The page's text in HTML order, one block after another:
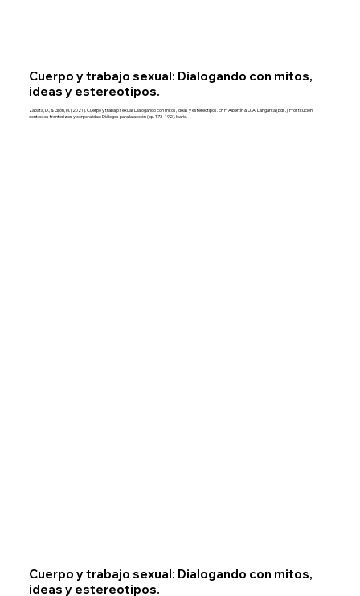
Cuerpo y trabajo sexual: Dialogando con mitos,
ideas y estereotipos.
Zapata, D., & Gijón, M. (2021). Cuerpo y trabajo sexual: Dialogando con mitos, ideas y estereotipos. En P. Albertín & J. A. Langarita (Eds.), Prostitución,
contextos fronterizos y corporalidad: Diálogos para la acción (pp. 173–192). Icaria.
Cuerpo y trabajo sexual: Dialogando con mitos,
ideas y estereotipos.